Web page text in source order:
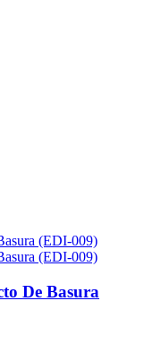
De Basura